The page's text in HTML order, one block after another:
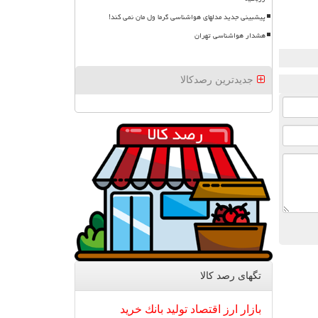
پیشبینی جدید مدلهای هواشناسی گرما ول مان نمی کند!
هشدار هواشناسی تهران
جدیدترین رصدکالا
تگهای رصد كالا
بازار ارز اقتصاد تولید بانك خرید